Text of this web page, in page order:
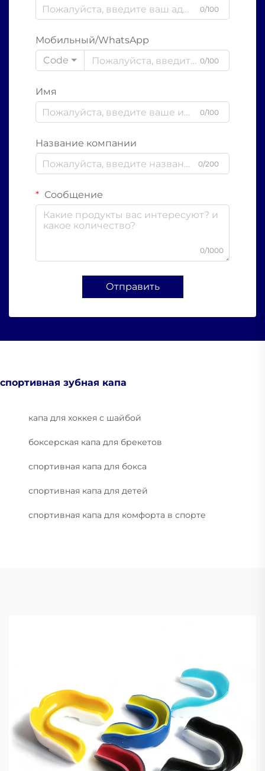
0/100
Мобильный/WhatsApp
Code
0/100
Имя
0/100
Название компании
0/200
Сообщение
0/1000
Отправить
спортивная зубная капа
капа для хоккея с шайбой
боксерская капа для брекетов
спортивная капа для бокса
спортивная капа для детей
спортивная капа для комфорта в спорте